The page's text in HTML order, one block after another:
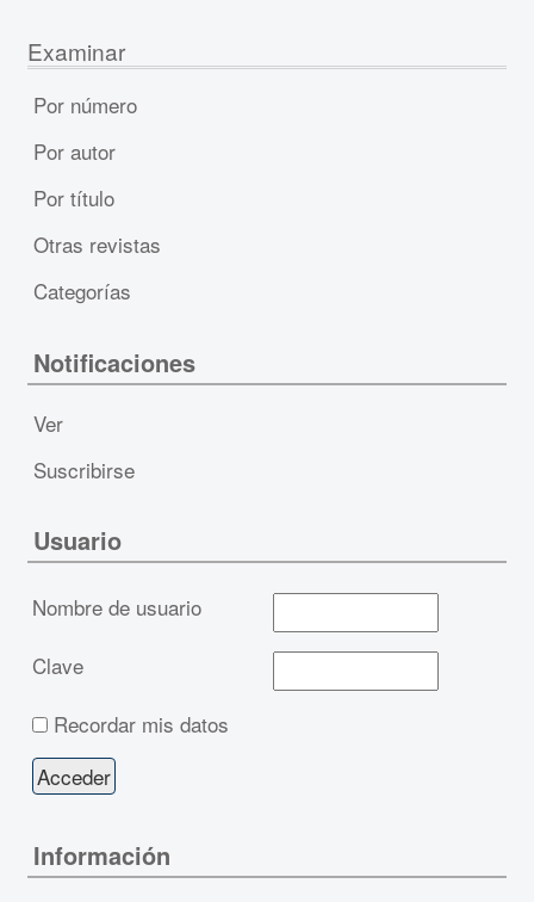
Examinar
Por número
Por autor
Por título
Otras revistas
Categorías
Notificaciones
Ver
Suscribirse
Usuario
Nombre de usuario
Clave
Recordar mis datos
Información